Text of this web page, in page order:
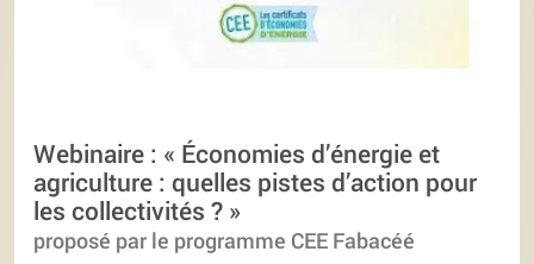
Webinaire : « Économies d’énergie et
agriculture : quelles pistes d’action pour
les collectivités ? »
proposé par le programme CEE Fabacéé